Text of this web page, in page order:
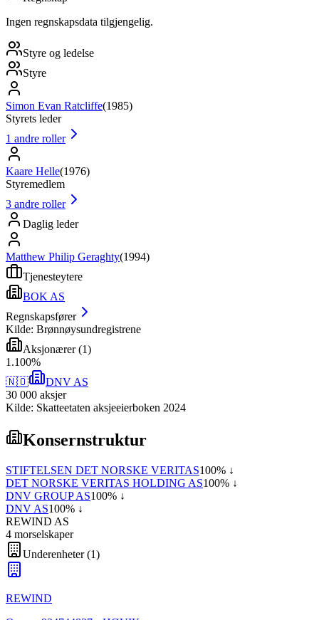
Ingen regnskapsdata tilgjengelig.
Styre og ledelse
Styre
Simon Evan Ratcliffe(1985)
Styrets leder
1 andre roller
Kaare Helle(1976)
Styremedlem
3 andre roller
Daglig leder
Matthew Philip Geraghty(1994)
Tjenesteytere
BOK AS
Regnskapsfører
Kilde: Brønnøysundregistrene
Aksjonærer(1)
1 .100%
🇳🇴
DNV AS
30 000 aksjer
Kilde: Skatteetaten aksjeeierboken 2024
Konsernstruktur
STIFTELSEN DET NORSKE VERITAS100% ↓
DET NORSKE VERITAS HOLDING AS100% ↓
DNV GROUP AS100% ↓
DNV AS100% ↓
REWIND AS
4 morselskaper
Underenheter(1)
REWIND